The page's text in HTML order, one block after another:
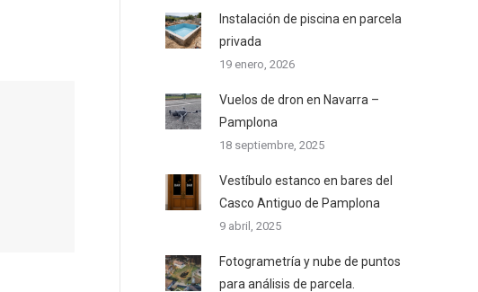
Instalación de piscina en parcela
privada
19 enero, 2026
Vuelos de dron en Navarra –
Pamplona
18 septiembre, 2025
Vestíbulo estanco en bares del
Casco Antiguo de Pamplona
9 abril, 2025
Fotogrametría y nube de puntos
para análisis de parcela.